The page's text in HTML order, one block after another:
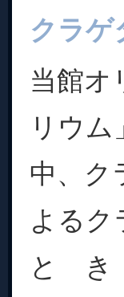
クラゲ
当館オ
リウ
中、ク
よるク
と き